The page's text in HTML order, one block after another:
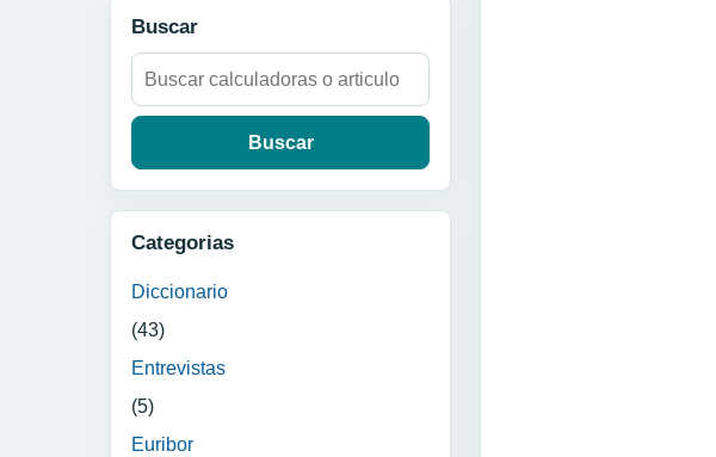
Buscar
Buscar:
Categorias
Diccionario
(43)
Entrevistas
(5)
Euribor